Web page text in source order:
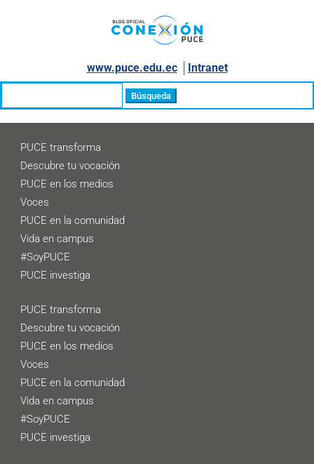
www.puce.edu.ec│ Intranet
PUCE transforma
Descubre tu vocación
PUCE en los medios
Voces
PUCE en la comunidad
Vida en campus
#SoyPUCE
PUCE investiga
PUCE transforma
Descubre tu vocación
PUCE en los medios
Voces
PUCE en la comunidad
Vida en campus
#SoyPUCE
PUCE investiga